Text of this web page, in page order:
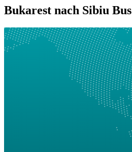
Bukarest nach Sibiu Bus